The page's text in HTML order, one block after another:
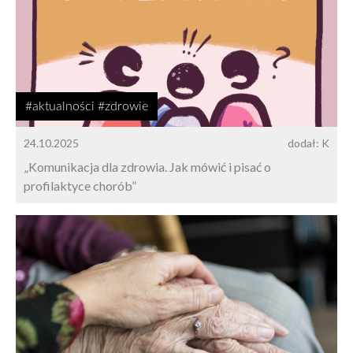
#aktualności #zdrowie
24.10.2025 dodał: K
„Komunikacja dla zdrowia. Jak mówić i pisać o
profilaktyce chorób”